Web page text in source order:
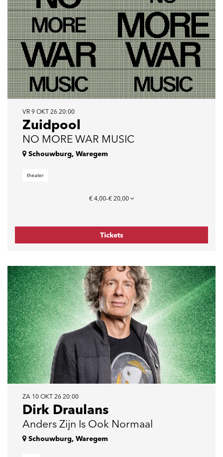
Zuidpool
NO MORE WAR MUSIC
VR 9 OKT 26 20:00
Schouwburg, Waregem
theater
€ 4,00–€ 20,00
Tickets
Dirk Draulans
Anders Zijn Is Ook Normaal
ZA 10 OKT 26 20:00
Schouwburg, Waregem